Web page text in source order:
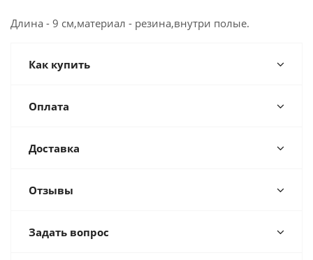
Длина - 9 см,материал - резина,внутри полые.
Как купить
Оплата
Доставка
Отзывы
Задать вопрос